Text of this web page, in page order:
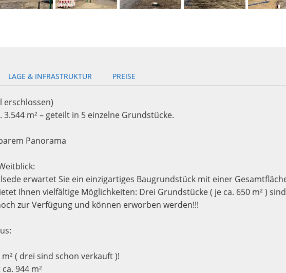
LAGE & INFRASTRUKTUR PREISE
erschlossen)
m² – geteilt in 5 einzelne Grundstücke.
Panorama
erwartet Sie ein einzigartiges Baugrundstück mit einer
Ihnen vielfältige Möglichkeiten: Drei Grundstücke ( je ca. 650 m² )
zur Verfügung und können erworben werden!!!
( drei sind schon verkauft )!
944 m²